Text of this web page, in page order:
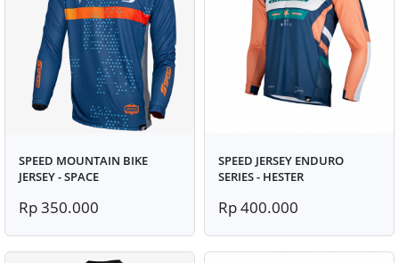
SPEED MOUNTAIN BIKE
JERSEY - SPACE
Rp 350.000
SPEED JERSEY ENDURO
SERIES - HESTER
Rp 400.000